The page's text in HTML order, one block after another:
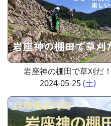
岩座神の棚田で草刈だ！
2024-05-25(土)